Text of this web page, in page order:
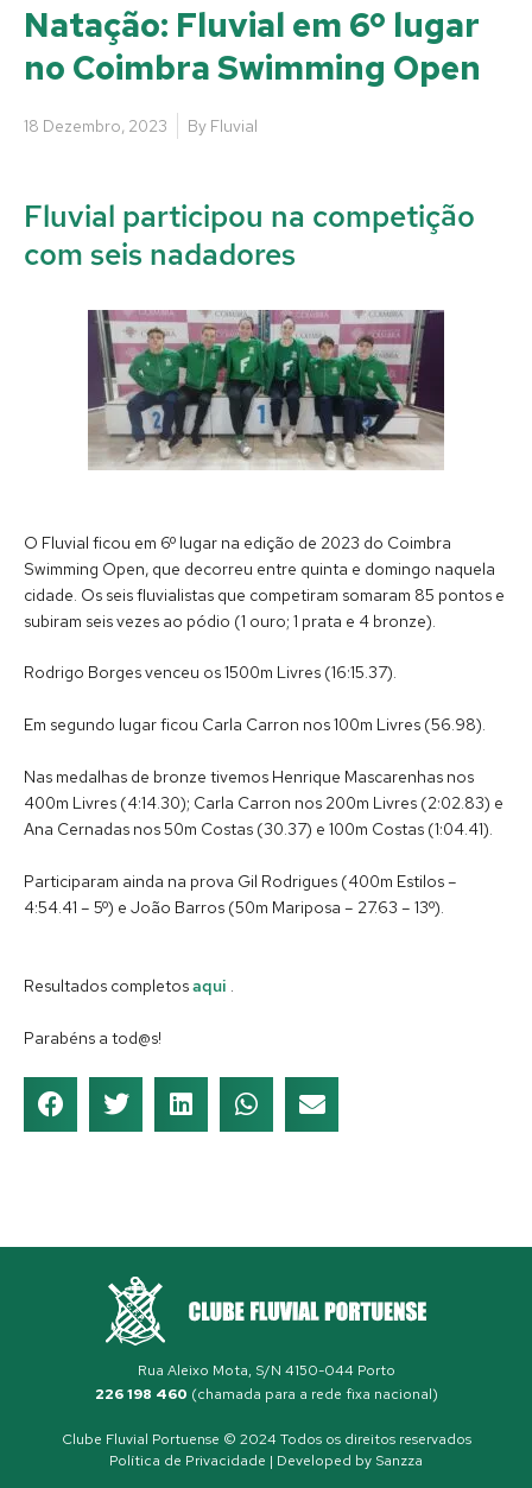
Natação: Fluvial em 6º lugar
no Coimbra Swimming Open
18 Dezembro, 2023 By Fluvial
Fluvial participou na competição
com seis nadadores
O Fluvial ficou em 6º lugar na edição de 2023 do Coimbra
Swimming Open, que decorreu entre quinta e domingo naquela
cidade. Os seis fluvialistas que competiram somaram 85 pontos e
subiram seis vezes ao pódio (1 ouro; 1 prata e 4 bronze).
Rodrigo Borges venceu os 1500m Livres (16:15.37).
Em segundo lugar ficou Carla Carron nos 100m Livres (56.98).
Nas medalhas de bronze tivemos Henrique Mascarenhas nos
400m Livres (4:14.30); Carla Carron nos 200m Livres (2:02.83) e
Ana Cernadas nos 50m Costas (30.37) e 100m Costas (1:04.41).
Participaram ainda na prova Gil Rodrigues (400m Estilos –
4:54.41 – 5º) e João Barros (50m Mariposa – 27.63 – 13º).
Resultados completosaqui .
Parabéns a tod@s!
Rua Aleixo Mota, S/N 4150-044 Porto
226 198 460 (chamada para a rede fixa nacional)
Clube Fluvial Portuense © 2024 Todos os direitos reservados
Política de Privacidade | Developed by Sanzza